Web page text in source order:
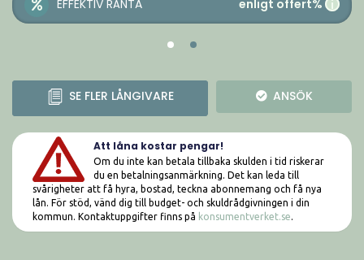
EFFEKTIV RÄNTA enligt offert% i
SE FLER LÅNGIVARE ANSÖK
Att låna kostar pengar!
Om du inte kan betala tillbaka skulden i tid riskerar
du en betalningsanmärkning. Det kan leda till
svårigheter att få hyra, bostad, teckna abonnemang och få nya
lån. För stöd, vänd dig till budget- och skuldrådgivningen i din
kommun. Kontaktuppgifter finns på konsumentverket.se.